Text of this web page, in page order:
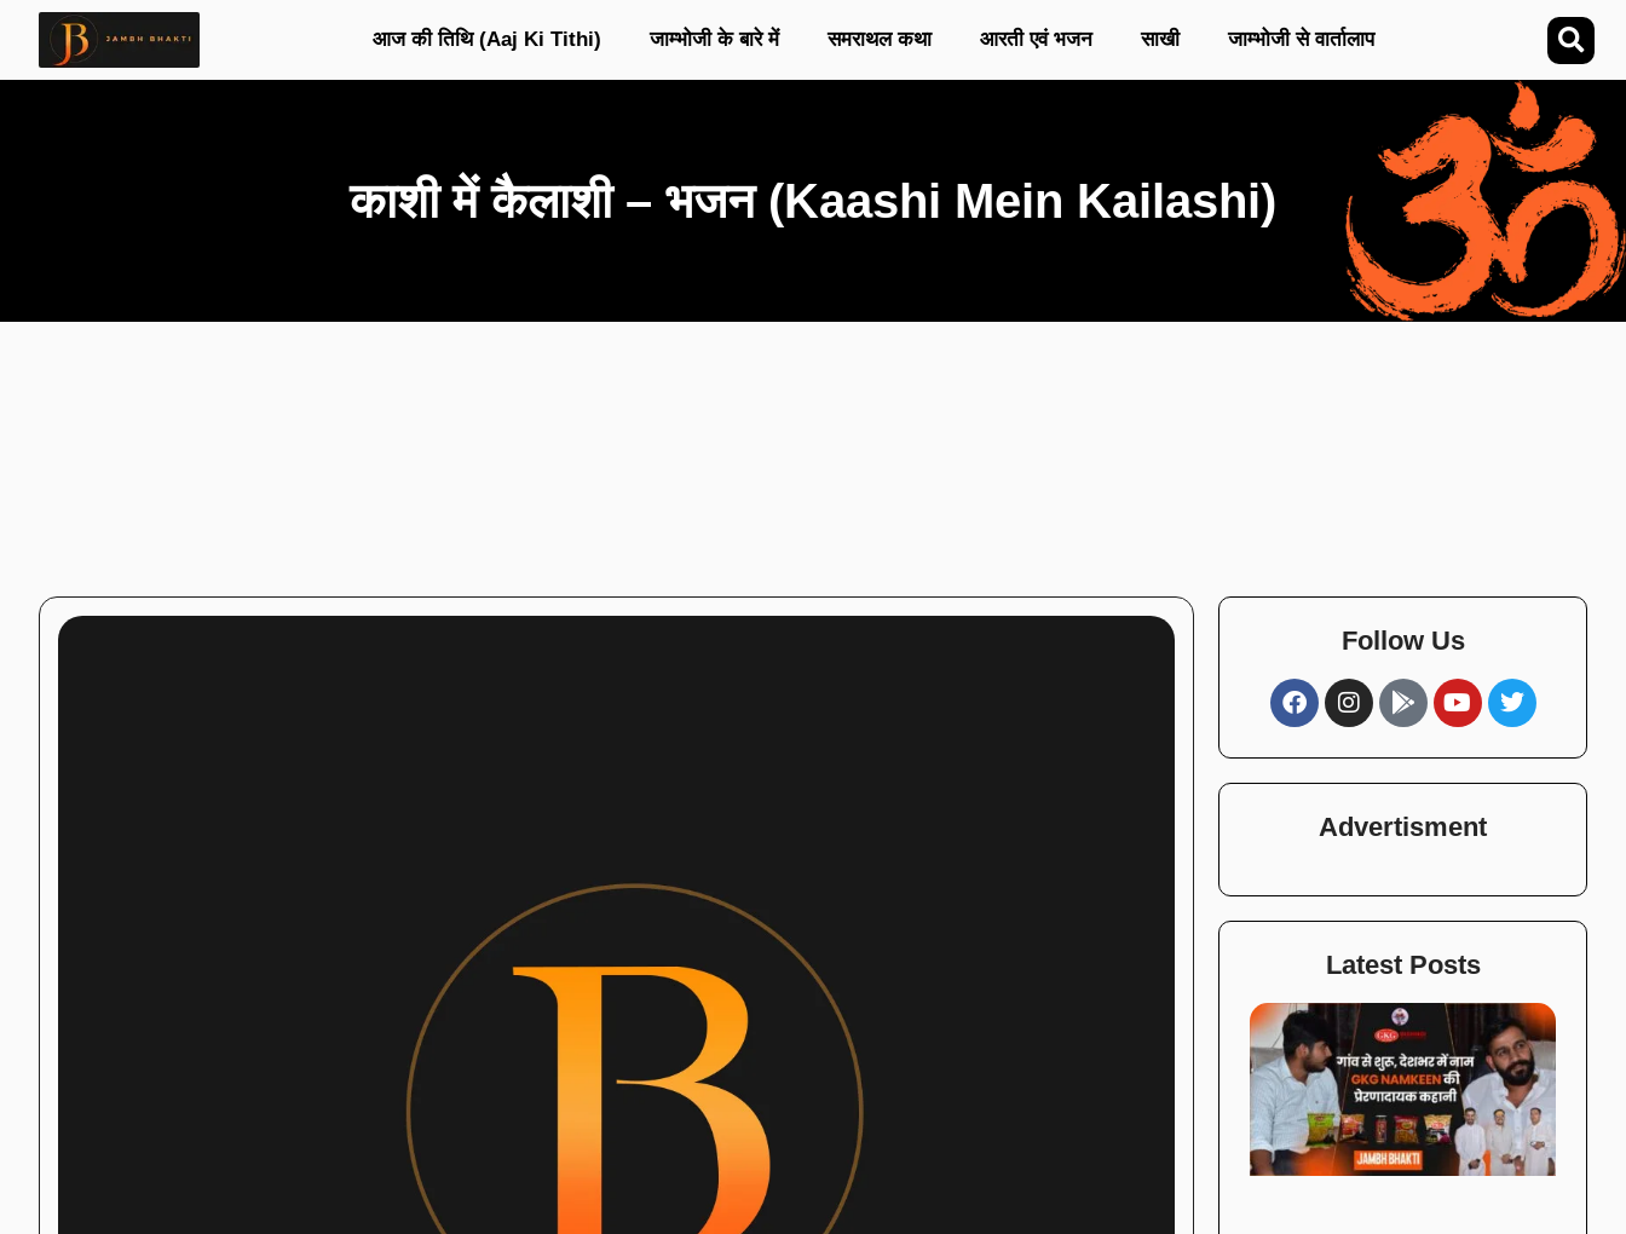
आज की तिथि (Aaj Ki Tithi) जाम्भोजी के बारे में समराथल कथा आरती एवं भजन साखी जाम्भोजी से वार्तालाप
काशी में कैलाशी – भजन (Kaashi Mein Kailashi)
Follow Us
Advertisment
Latest Posts